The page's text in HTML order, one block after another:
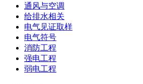
通风与空调
给排水相关
电气见证取样
电气符号
消防工程
强电工程
弱电工程